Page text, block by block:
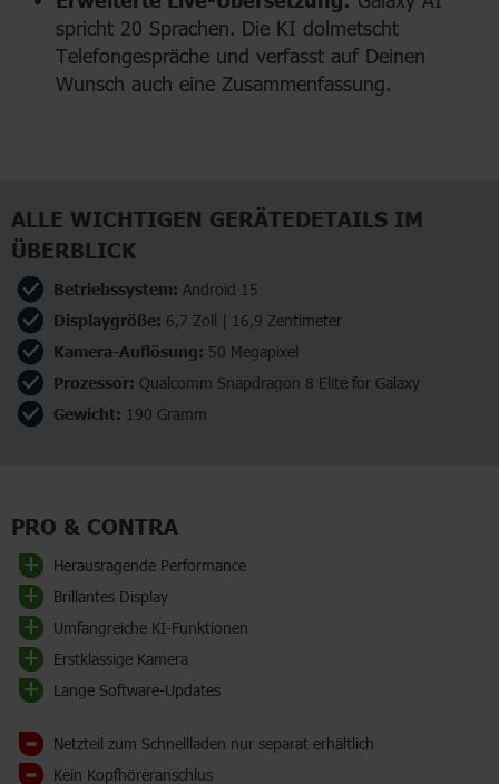
spricht 20 Sprachen. Die KI dolmetscht
Telefongespräche und verfasst auf Deinen
Wunsch auch eine Zusammenfassung.
ALLE WICHTIGEN GERÄTEDETAILS IM
ÜBERBLICK
Betriebssystem: Android 15
Displaygröße: 6,7 Zoll | 16,9 Zentimeter
Kamera-Auflösung: 50 Megapixel
Prozessor: Qualcomm Snapdragon 8 Elite for Galaxy
Gewicht: 190 Gramm
PRO & CONTRA
Herausragende Performance
Brillantes Display
Umfangreiche KI-Funktionen
Erstklassige Kamera
Lange Software-Updates
Netzteil zum Schnellladen nur separat erhältlich
Kein Kopfhöreranschlus